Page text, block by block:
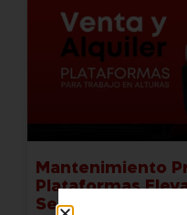
Mantenimiento
Plataformas
Seguridad y